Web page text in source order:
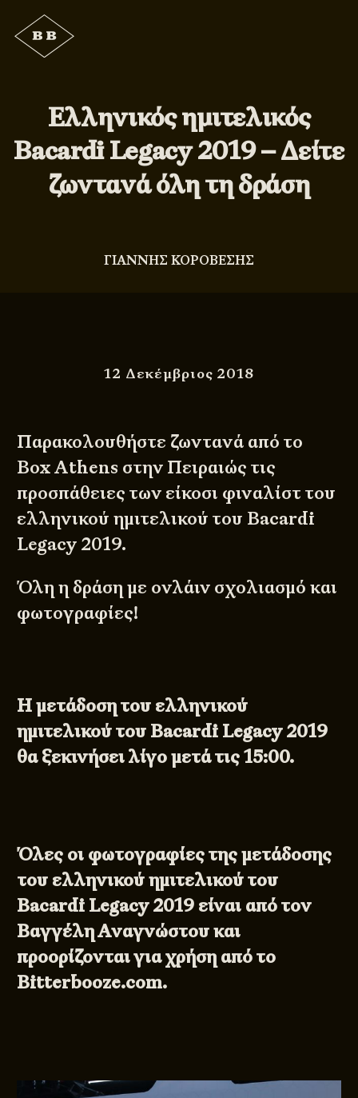
Ελληνικός ημιτελικός
Bacardi Legacy 2019 – Δείτε
ζωντανά όλη τη δράση
ΓΙΑΝΝΗΣ ΚΟΡΟΒΕΣΗΣ
12 Δεκέμβριος 2018
Παρακολουθήστε ζωντανά από το
Box Athens στην Πειραιώς τις
προσπάθειες των είκοσι φιναλίστ του
ελληνικού ημιτελικού του Bacardi
Legacy 2019.
Όλη η δράση με ονλάιν σχολιασμό και
φωτογραφίες!
Η μετάδοση του ελληνικού
ημιτελικού του Bacardi Legacy 2019
θα ξεκινήσει λίγο μετά τις 15:00.
Όλες οι φωτογραφίες της μετάδοσης
του ελληνικού ημιτελικού του
Bacardi Legacy 2019 είναι από τον
Βαγγέλη Αναγνώστου και
προορίζονται για χρήση από το
Bitterbooze.com.